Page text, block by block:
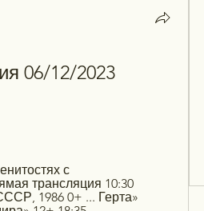
06/12/2023
с
трансляция 10:30
1986 0+ ... Герта»